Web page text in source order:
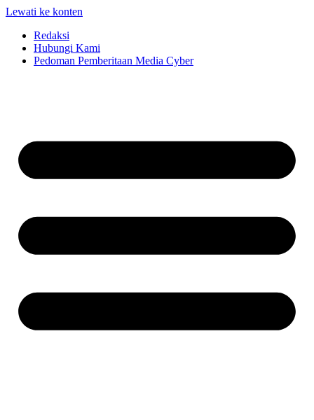
Lewati ke konten
Redaksi
Hubungi Kami
Pedoman Pemberitaan Media Cyber